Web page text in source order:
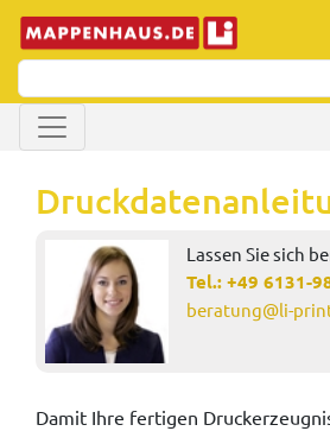
Lassen Sie sich
Tel.: +49 6131-
beratung@li-
Damit Ihre fertigen